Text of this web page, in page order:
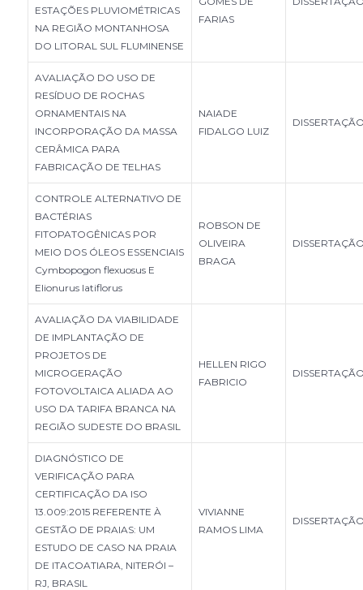
ESTAÇÕES PLUVIOMÉTRICAS
NA REGIÃO MONTANHOSA
DO LITORAL SUL FLUMINENSE
FARIAS
AVALIAÇÃO DO USO DE
RESÍDUO DE ROCHAS
ORNAMENTAIS NA
INCORPORAÇÃO DA MASSA
CERÂMICA PARA
FABRICAÇÃO DE TELHAS
NAIADE
FIDALGO LUIZ
CONTROLE ALTERNATIVO DE
BACTÉRIAS
FITOPATOGÊNICAS POR
MEIO DOS ÓLEOS ESSENCIAIS
Cymbopogon flexuosus E
Elionurus latiflorus
ROBSON DE
OLIVEIRA
BRAGA
AVALIAÇÃO DA VIABILIDADE
DE IMPLANTAÇÃO DE
PROJETOS DE
MICROGERAÇÃO
FOTOVOLTAICA ALIADA AO
USO DA TARIFA BRANCA NA
REGIÃO SUDESTE DO BRASIL
HELLEN RIGO
FABRICIO
DIAGNÓSTICO DE
VERIFICAÇÃO PARA
CERTIFICAÇÃO DA ISO
13.009:2015 REFERENTE À
GESTÃO DE PRAIAS: UM
ESTUDO DE CASO NA PRAIA
DE ITACOATIARA, NITERÓI –
RJ, BRASIL
VIVIANNE
RAMOS LIMA